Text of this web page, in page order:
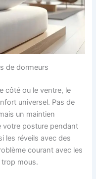
de dormeurs
côté ou le ventre, le
universel. Pas de
un maintien
votre posture pendant
les réveils avec des
courant avec les
mous.